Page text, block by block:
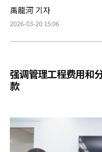
禹龍河 기자
2026-03-20 15:06
强调管理工程费用和
款